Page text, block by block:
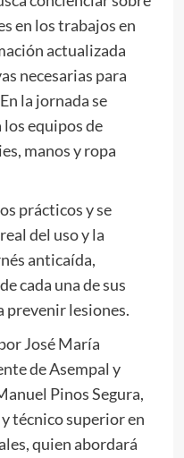
en los trabajos en
actualizada
necesarias para
la jornada se
equipos de
manos y ropa
prácticos y se
del uso y la
anticaída,
cada una de sus
prevenir lesiones.
José María
de Asempal y
Pinos Segura,
técnico superior en
quien abordará